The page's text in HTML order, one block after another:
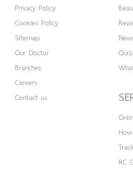
Privacy Policy
Cookies Policy
Sitemap
Our Doctor
Branches
Careers
Contact us
RC